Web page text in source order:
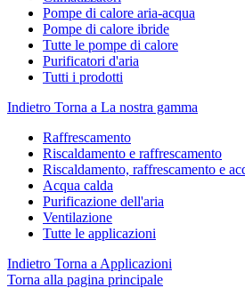
Pompe di calore aria-acqua
Pompe di calore ibride
Tutte le pompe di calore
Purificatori d'aria
Tutti i prodotti
Indietro Torna a La nostra gamma
Raffrescamento
Riscaldamento e raffrescamento
Riscaldamento, raffrescamento e
Acqua calda
Purificazione dell'aria
Ventilazione
Tutte le applicazioni
Indietro Torna a Applicazioni
Torna alla pagina principale